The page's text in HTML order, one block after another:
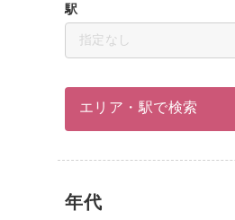
駅
指定なし
エリア・駅で検索
年代